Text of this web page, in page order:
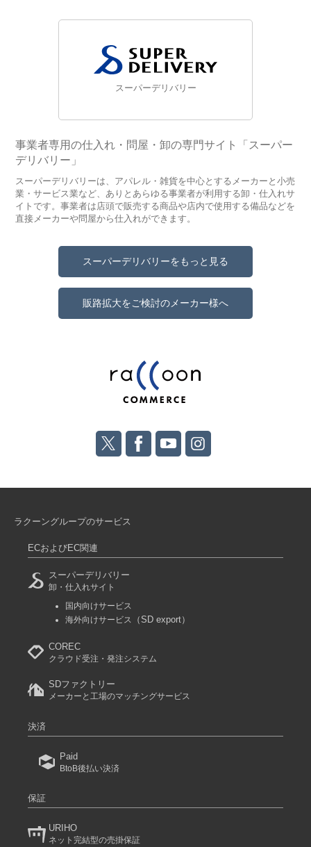
スーパーデリバリー
事業者専用の仕入れ・問屋・卸の専門サイト「スーパー
デリバリー」
スーパーデリバリーは、アパレル・雑貨を中心とするメーカーと小売
業・サービス業など、ありとあらゆる事業者が利用する卸・仕入れサ
イトです。事業者は店頭で販売する商品や店内で使用する備品などを
直接メーカーや問屋から仕入れができます。
スーパーデリバリーをもっと見る
販路拡大をご検討のメーカー様へ
ラクーングループのサービス
ECおよびEC関連
スーパーデリバリー
卸・仕入れサイト
国内向けサービス
海外向けサービス
（SD export）
COREC
クラウド受注・発注システム
SDファクトリー
メーカーと工場のマッチングサービス
決済
Paid
BtoB後払い決済
保証
URIHO
ネット完結型の売掛保証